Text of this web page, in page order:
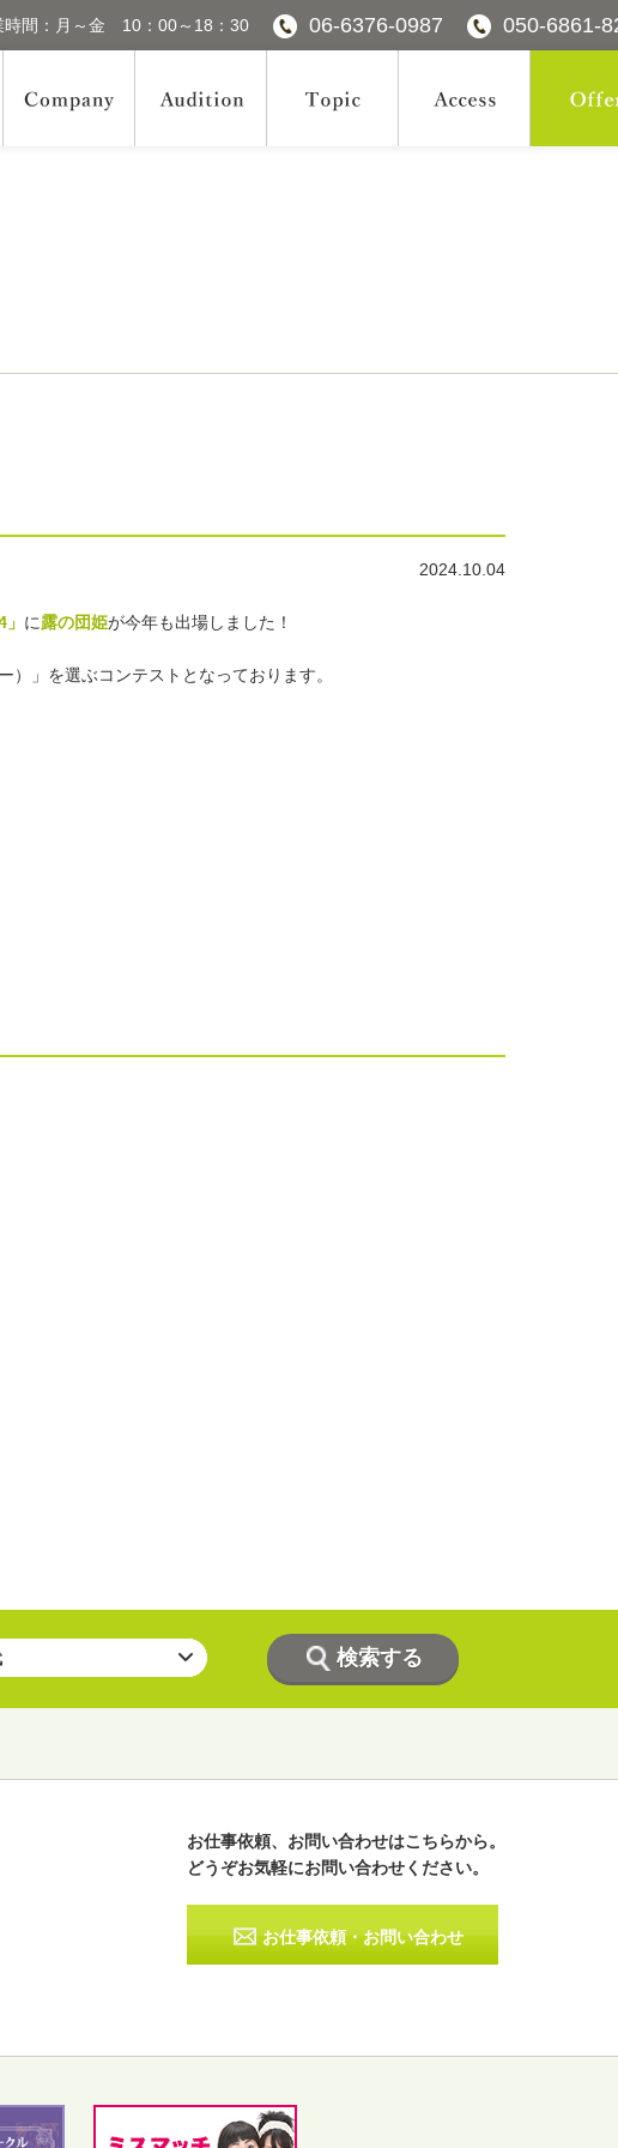
時間：月～金 10：00～18：30 06-6376-0987 050-6861-
2024.10.04
に露の団姫が今年も出場しました！
）」を選ぶコンテストとなっております。
お仕事依頼、お問い合わせはこちらから。
どうぞお気軽にお問い合わせください。
お仕事依頼・お問い合わせ